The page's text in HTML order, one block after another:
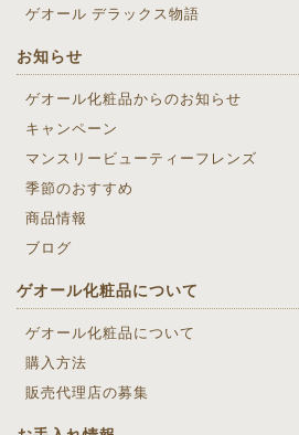
ゲオール デラックス物語
お知らせ
ゲオール化粧品からのお知らせ
キャンペーン
マンスリービューティーフレンズ
季節のおすすめ
商品情報
ブログ
ゲオール化粧品について
ゲオール化粧品について
購入方法
販売代理店の募集